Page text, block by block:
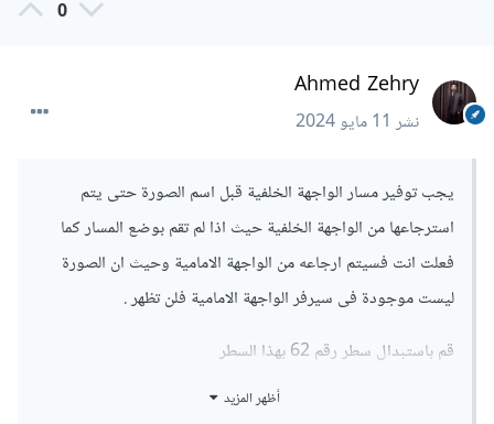
0
Ahmed Zehry
نشر11 مايو 2024
يجب توفير مسار الواجهة الخلفية قبل اسم الصورة حتى يتم
استرجاعها من الواجهة الخلفية حيث اذا لم تقم بوضع المسار كما
فعلت انت فسيتم ارجاعه من الواجهة الامامية وحيث ان الصورة
ليست موجودة فى سيرفر الواجهة الامامية فلن تظهر .
قم باستبدال سطر رقم 62 بهذا السطر
أظهر المزيد